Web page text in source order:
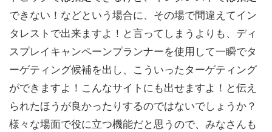
できない！などという場合に、その場で間違えてイン
タレストで出来ますよ！と言ってしまうよりも、ディ
スプレイキャンペーンプランナーを使用して一瞬でタ
ーゲティング候補を出し、こういったターゲティング
ができますよ！こんなサイトにも出せますよ！と伝え
られたほうが良かったりするのではないでしょうか？
様々な場面で役に立つ機能だと思うので、みなさんも